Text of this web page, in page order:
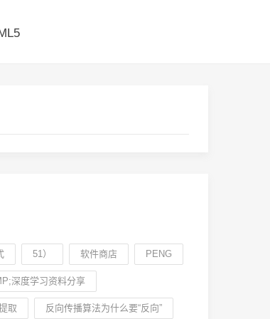
51） 软件商店 PENG
深度学习资料分享
取 反向传播算法为什么要“反向”